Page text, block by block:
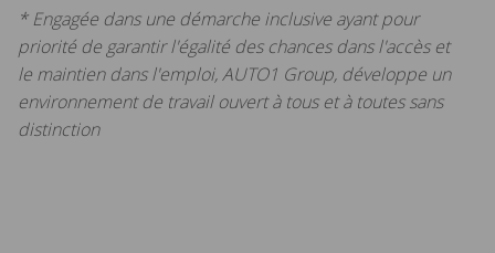
* Engagée dans une démarche inclusive ayant pour
priorité de garantir l'égalité des chances dans l'accès et
le maintien dans l'emploi, AUTO1 Group, développe un
environnement de travail ouvert à tous et à toutes sans
distinction